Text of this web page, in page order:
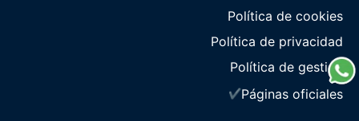
Política de cookies
Política de privacidad
Política de gestión
✔Páginas oficiales